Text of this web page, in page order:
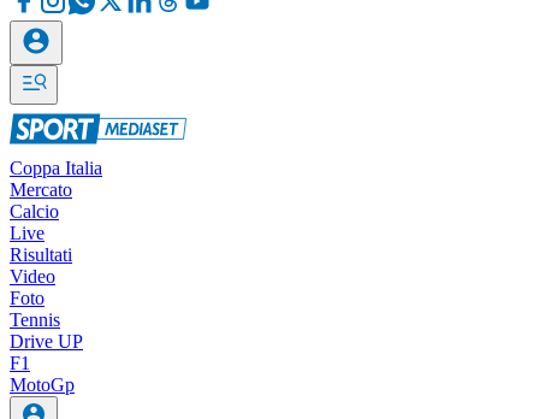
Coppa Italia
Mercato
Calcio
Live
Risultati
Video
Foto
Tennis
Drive UP
F1
MotoGp